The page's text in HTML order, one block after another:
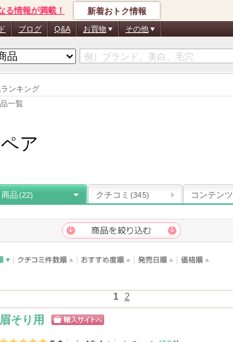
ンキング
一覧
る情報が満載！ 新着おトク情報
ブログ Q&A お買物 その他
ア
商品(22) クチコミ (345) コンテンツ
1 2
眉そり用